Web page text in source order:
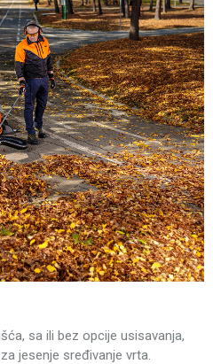
sa ili bez opcije usisavanja,
jesenje sređivanje vrta.